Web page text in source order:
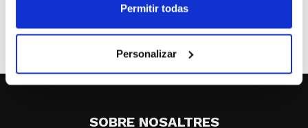
Permitir todas
Personalizar
Nuestro más sincero pésame a familia y amigos.
ETIQUETES fallecimiento juan garcia gual
SOBRE NOSALTRES